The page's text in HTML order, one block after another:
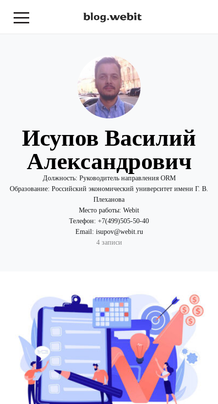
Исупов Василий
Александрович
Должность: Руководитель направления ORM
Образование: Российский экономический университет имени Г. В.
Плеханова
Место работы: Webit
Телефон: +7(499)505-50-40
Email: isupov@webit.ru
4 записи